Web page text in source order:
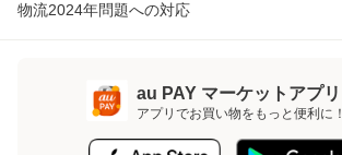
物流2024年問題への対応
au PAY マーケットアプリ
アプリでお買い物をもっと便利に！